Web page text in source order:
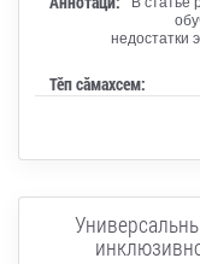
недостатки
Тӗп сӑмахсем: